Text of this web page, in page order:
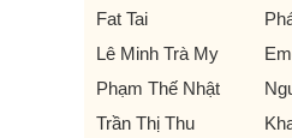
Fat Tai
Lê Minh Trà My
Phạm Thế Nhật
Trần Thị Thu